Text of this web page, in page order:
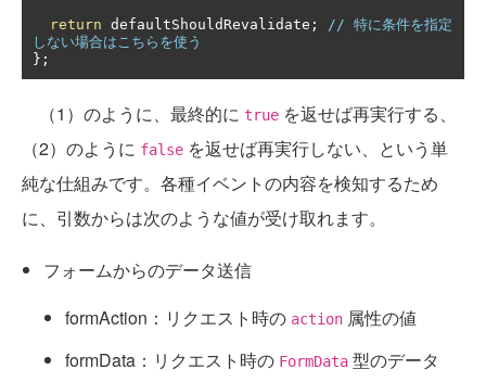
return defaultShouldRevalidate ;
// 特に条件を指定
しない場合はこちらを使う
};
（1）のように、最終的に true を返せば再実行する、
（2）のように false を返せば再実行しない、という単
純な仕組みです。各種イベントの内容を検知するため
に、引数からは次のような値が受け取れます。
フォームからのデータ送信
formAction：リクエスト時の action 属性の値
formData：リクエスト時の FormData 型のデータ